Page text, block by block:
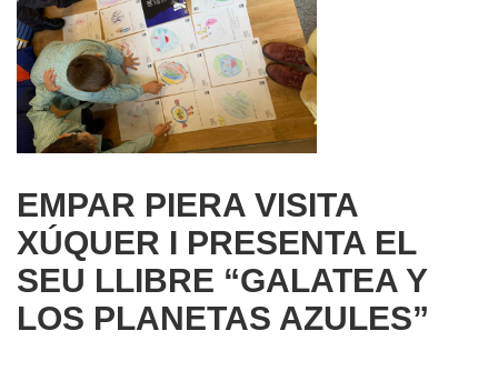
EMPAR PIERA VISITA
XÚQUER I PRESENTA EL
SEU LLIBRE “GALATEA Y
LOS PLANETAS AZULES”